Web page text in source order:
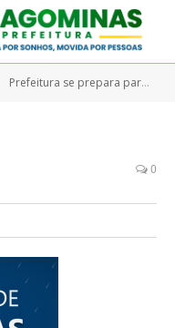
Prefeitura se prepara para enfrentar a passagem do fenômeno “La Niña”
0